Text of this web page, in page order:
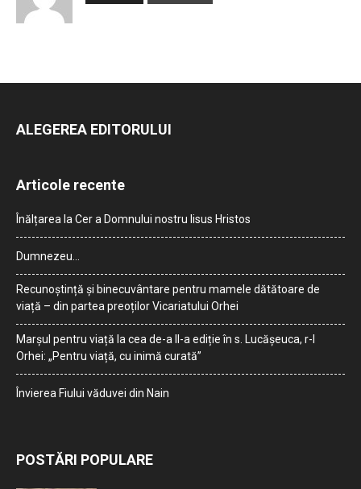
ALEGEREA EDITORULUI
Articole recente
Înălțarea la Cer a Domnului nostru Iisus Hristos
Dumnezeu…
Recunoștință și binecuvântare pentru mamele dătătoare de
viață – din partea preoților Vicariatului Orhei
Marșul pentru viață la cea de-a II-a ediție în s. Lucășeuca, r-l
Orhei: „Pentru viață, cu inimă curată”
Învierea Fiului văduvei din Nain
POSTĂRI POPULARE